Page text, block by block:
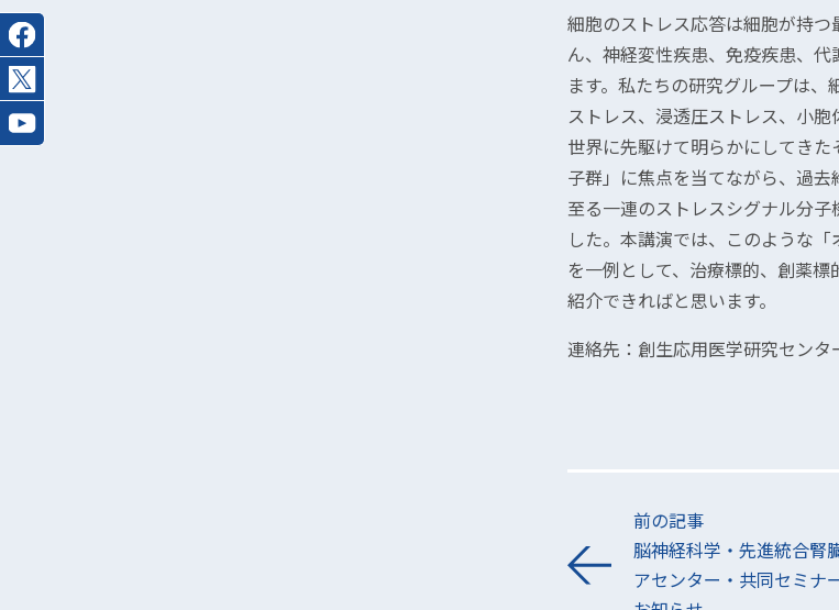
細胞のストレス応答は細胞が持
ん、神経変性疾患、免疫疾患、
ます。私たちの研究グループは
ストレス、浸透圧ストレス、小
世界に先駆けて明らかにしてき
子群」に焦点を当てながら、過
至る一連のストレスシグナル分
した。本講演では、このような
を一例として、治療標的、創薬
紹介できればと思います。
連絡先：創生応用医学研究セン
前の記事
脳神経科学・先進統合腎
アセンター・共同セミナ